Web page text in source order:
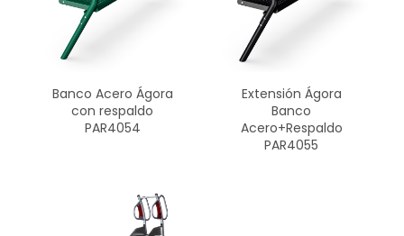
Banco Acero Ágora
con respaldo
PAR4054
Extensión Ágora
Banco
Acero+Respaldo
PAR4055